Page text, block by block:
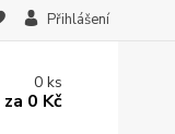
Přihlášení
0ks
za 0 Kč